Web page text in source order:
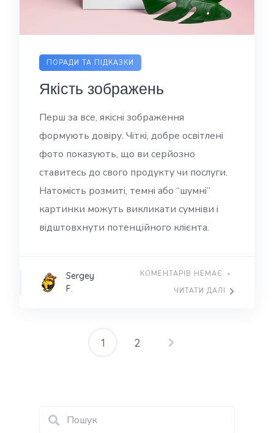
ПОРАДИ ТА ПІДКАЗКИ
Якість зображень
Перш за все, якісні зображення
формують довіру. Чіткі, добре освітлені
фото показують, що ви серйозно
ставитесь до свого продукту чи послуги.
Натомість розмиті, темні або “шумні”
картинки можуть викликати сумніви і
відштовхнути потенційного клієнта.
Sergey
F.
КОМЕНТАРІВ НЕМАЄ
ЧИТАТИ ДАЛІ
1 2